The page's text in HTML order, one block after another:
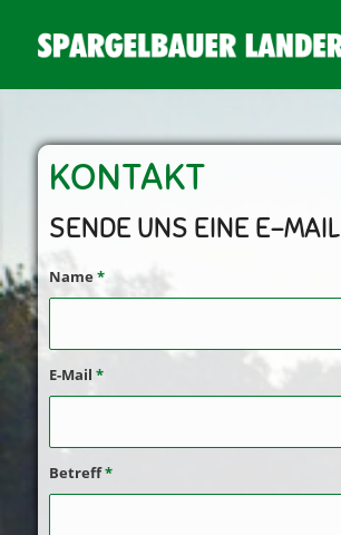
KONTAKT
SENDE UNS EINE E-MAIL
Name*
E-Mail *
Betreff*